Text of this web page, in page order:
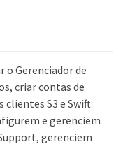
o Gerenciador de
criar contas de
S3 e Swift
e gerenciem
gerenciem